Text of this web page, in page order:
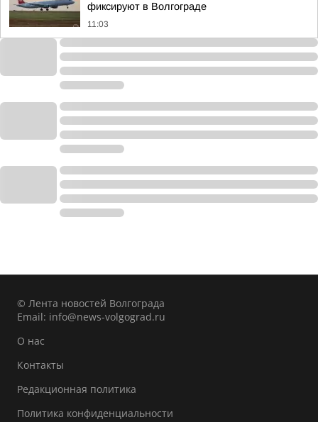
фиксируют в Волгограде
11:03
© Лента новостей Волгограда
Email: info@news-volgograd.ru
О нас
Контакты
Редакционная политика
Политика конфиденциальности